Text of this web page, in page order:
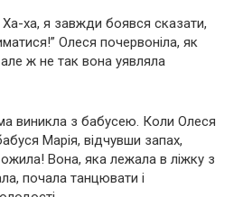
ха, я завжди боявся сказати,
Олеся почервоніла, як
ж не так вона уявляла
виникла з бабусею. Коли Олеся
Марія, відчувши запах,
ожила! Вона, яка лежала в ліжку з
почала танцювати і